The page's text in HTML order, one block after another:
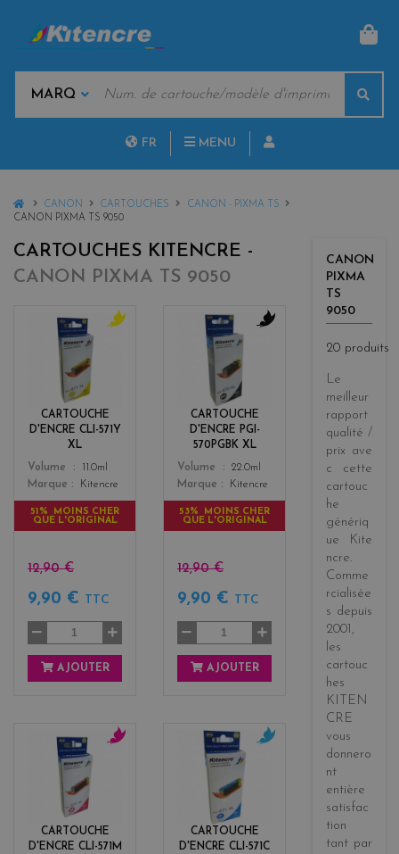
MARQUES
CLÉS
FR MENU
HOMECANON CARTOUCHES
CANON - PIXMA TS
CANON PIXMA TS 9050
CARTOUCHES KITENCRE -
CANON PIXMA TS 9050
CARTOUCHE
D'ENCRE CLI-571Y
XL
Color
o
w
Volume
11.0ml
Marque
Kitencre
51% MOINS CHER
QUE L'ORIGINAL
12,90 €
9,90 € TTC
AJOUTER
CARTOUCHE
D'ENCRE PGI-
570PGBK XL
Color
k
Volume
22.0ml
Marque
Kitencre
53% MOINS CHER
QUE L'ORIGINAL
12,90 €
9,90 € TTC
AJOUTER
CARTOUCHE
D'ENCRE CLI-571M
n
t
CARTOUCHE
D'ENCRE CLI-571C
CANON
PIXMA
TS
9050
20 produits
Le
meilleur
rapport
qualité /
prix ave
c cette
cartouc
he
génériq
ue
Kite
ncre.
Comme
rcialisée
s depuis
2001 ,
les
cartouc
hes
KITEN
CRE
vous
donnero
nt
entière
satisfac
tion
tant par